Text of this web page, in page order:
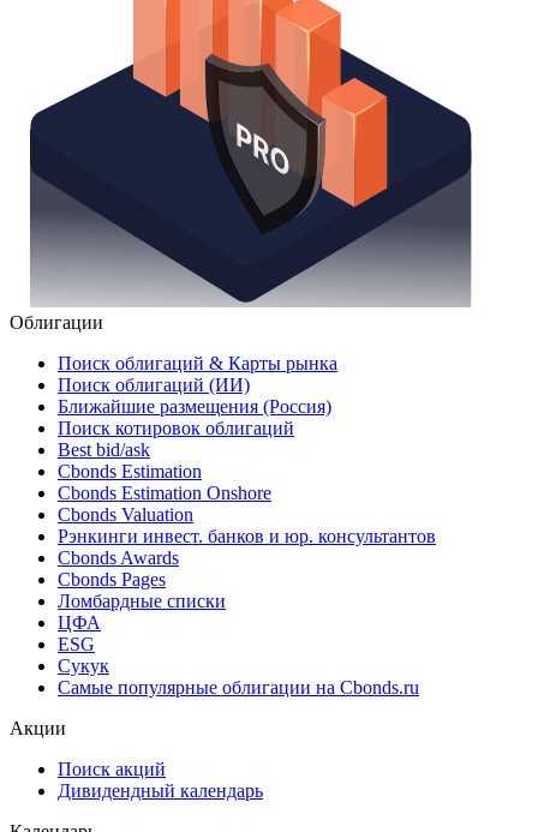
Облигации
Поиск облигаций & Карты рынка
Поиск облигаций (ИИ)
Ближайшие размещения (Россия)
Поиск котировок облигаций
Best bid/ask
Cbonds Estimation
Cbonds Estimation Onshore
Cbonds Valuation
Рэнкинги инвест. банков и юр. консультантов
Cbonds Awards
Cbonds Pages
Ломбардные списки
ESG
Самые популярные облигации на Cbonds.ru